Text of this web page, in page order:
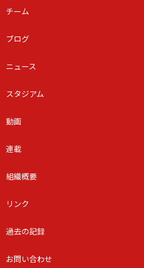
チーム
ブログ
ニュース
スタジアム
動画
連載
組織概要
リンク
過去の記録
お問い合わせ